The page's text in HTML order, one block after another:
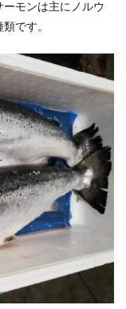
ーモンは主にノルウ
です。